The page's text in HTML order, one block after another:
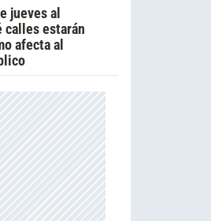
jueves al
calles estarán
afecta al